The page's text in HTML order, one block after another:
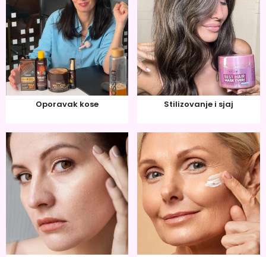
Oporavak kose Stilizovanje i sjaj